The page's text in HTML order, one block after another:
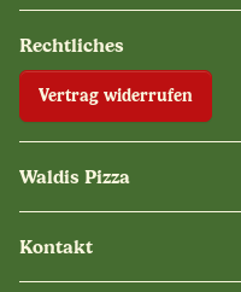
Rechtliches
Vertrag widerrufen
Waldis Pizza
Kontakt